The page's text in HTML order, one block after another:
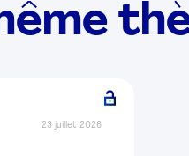
23 juillet 2026